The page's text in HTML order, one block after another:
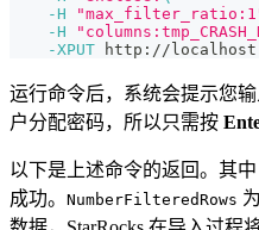
-H
-H
-XPUT http://
运行命令后，系统会提示您
户分配密码，所以只需按
以下是上述命令的返回。其中
成功。 NumberFilteredRows